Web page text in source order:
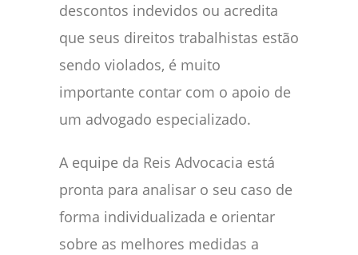
descontos indevidos ou acredita
que seus direitos trabalhistas estão
sendo violados, é muito
importante contar com o apoio de
um advogado especializado.
A equipe da Reis Advocacia está
pronta para analisar o seu caso de
forma individualizada e orientar
sobre as melhores medidas a